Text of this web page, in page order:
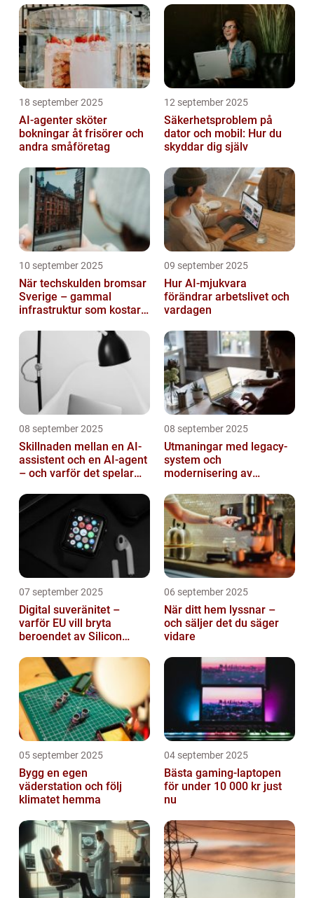
18 september 2025
AI-agenter sköter
bokningar åt frisörer och
andra småföretag
12 september 2025
Säkerhetsproblem på
dator och mobil: Hur du
skyddar dig själv
10 september 2025
När techskulden bromsar
Sverige – gammal
infrastruktur som kostar
09 september 2025
Hur AI-mjukvara
förändrar arbetslivet och
vardagen
08 september 2025
Skillnaden mellan en AI-
assistent och en AI-agent
– och varför det spelar
08 september 2025
Utmaningar med legacy-
system och
modernisering av
07 september 2025
Digital suveränitet –
varför EU vill bryta
beroendet av Silicon
06 september 2025
När ditt hem lyssnar –
och säljer det du säger
vidare
05 september 2025
Bygg en egen
väderstation och följ
klimatet hemma
04 september 2025
Bästa gaming-laptopen
för under 10 000 kr just
nu